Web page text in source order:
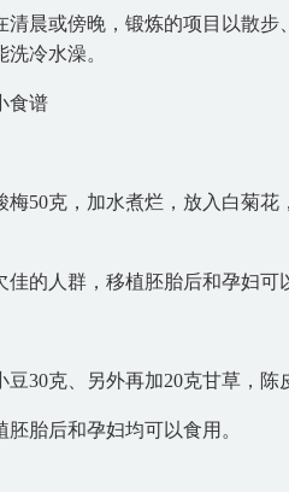
晨或傍晚，锻炼的项目以散
冷水澡。
食谱
梅50克，加水煮烂，放入白菊
的人群，移植胚胎后和孕妇可
30克、另外再加20克甘草，
胎后和孕妇均可以食用。